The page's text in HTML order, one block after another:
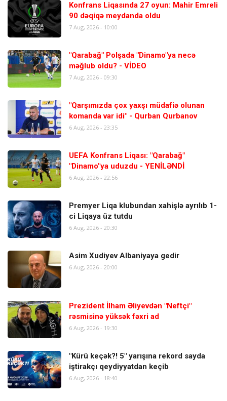
Konfrans Liqasında 27 oyun: Mahir Emreli
90 dəqiqə meydanda oldu
7 Aug, 2026 - 10:00
"Qarabağ" Polşada "Dinamo"ya necə
məğlub oldu? - VİDEO
7 Aug, 2026 - 09:30
"Qarşımızda çox yaxşı müdafiə olunan
komanda var idi" - Qurban Qurbanov
6 Aug, 2026 - 23:35
UEFA Konfrans Liqası: "Qarabağ"
"Dinamo"ya uduzdu - YENİLƏNDİ
6 Aug, 2026 - 22:56
Premyer Liqa klubundan xahişlə ayrılıb 1-
ci Liqaya üz tutdu
6 Aug, 2026 - 20:30
Asim Xudiyev Albaniyaya gedir
6 Aug, 2026 - 20:00
Prezident İlham Əliyevdən "Neftçi"
rəsmisinə yüksək fəxri ad
6 Aug, 2026 - 19:30
"Kürü keçək?! 5" yarışına rekord sayda
iştirakçı qeydiyyatdan keçib
6 Aug, 2026 - 18:40